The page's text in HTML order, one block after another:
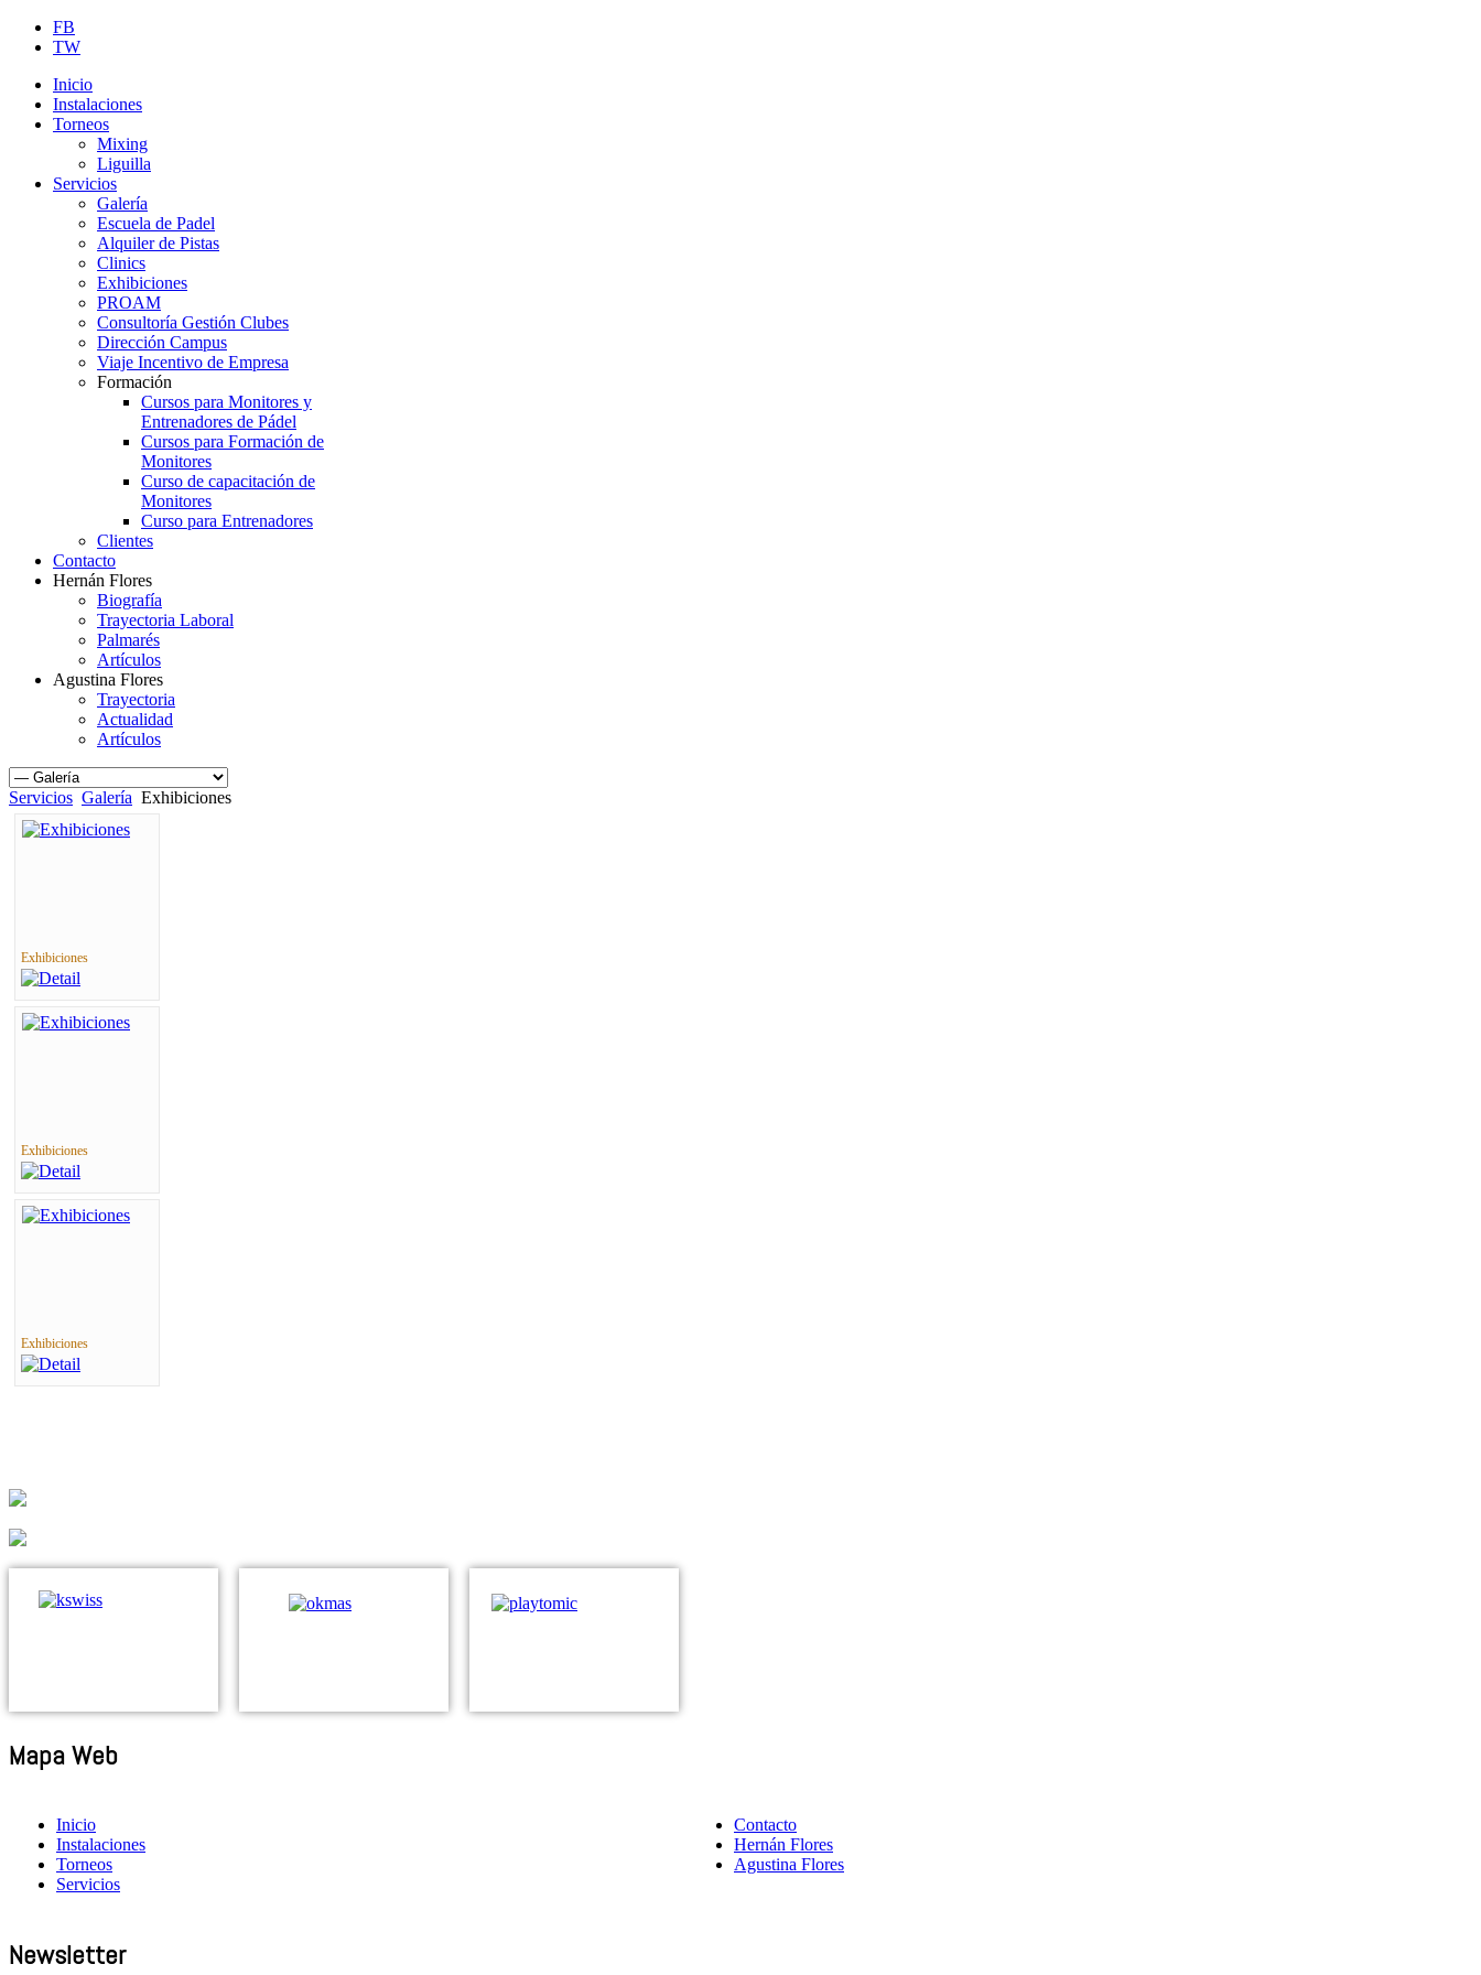
FB
TW
Inicio
Instalaciones
Torneos
Mixing
Liguilla
Servicios
Galería
Escuela de Padel
Alquiler de Pistas
Clinics
Exhibiciones
PROAM
Consultoría Gestión Clubes
Dirección Campus
Viaje Incentivo de Empresa
Formación
Cursos para Monitores y
Entrenadores de Pádel
Cursos para Formación de
Monitores
Curso de capacitación de
Monitores
Curso para Entrenadores
Clientes
Contacto
Hernán Flores
Biografía
Trayectoria Laboral
Palmarés
Artículos
Agustina Flores
Trayectoria
Actualidad
Artículos
Servicios Galería Exhibiciones
Exhibiciones
Exhibiciones
Exhibiciones
Mapa Web
Inicio
Instalaciones
Torneos
Servicios
Contacto
Hernán Flores
Agustina Flores
Newsletter